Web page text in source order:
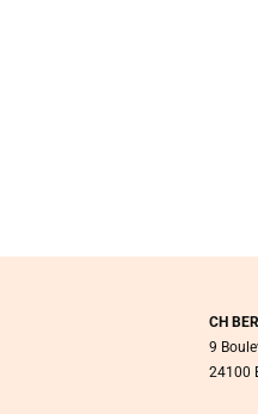
CH
9
24100